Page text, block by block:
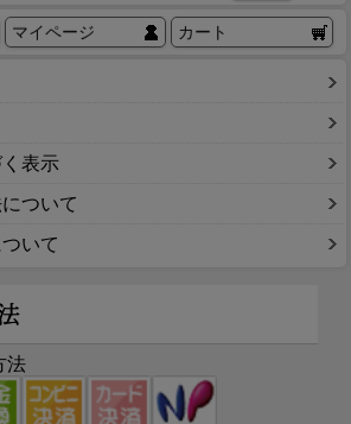
マイページ カート
表示
ついて
いて
法